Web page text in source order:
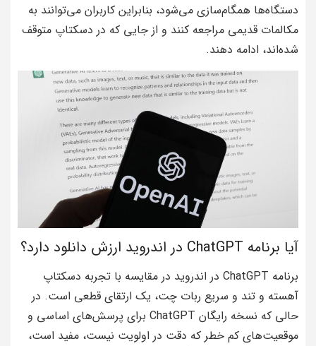
دستگاه‌ها همگام‌سازی می‌شود، بنابراین کاربران می‌توانند به
مکالمات قدیمی مراجعه کنند و از جایی که در دسکتاپ متوقف
شده‌اند، ادامه دهند.
آیا برنامه ChatGPT در اندروید ارزش دانلود دارد؟
برنامه ChatGPT در اندروید در مقایسه با تجربه دسکتاپ
آهسته و تند و سریع ربات چت، یک ارتقای قطعی است. در
حالی که نسخه رایگان ChatGPT برای پرسش‌های اساسی و
موقعیت‌های کم خطر که دقت در اولویت نیست، مفید است،